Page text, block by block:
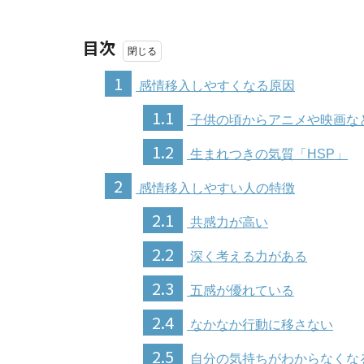
目次
1
感情移入しやすくなる原因
1.1 子供の頃からアニメや映画な
1.2 生まれつきの気質「HSP」
2 感情移入しやすい人の特徴
2.1 共感力が高い
2.2 深く考える力がある
2.3 五感が優れている
2.4 なかなか行動に移さない
2.5 自分の気持ちがわからなくな